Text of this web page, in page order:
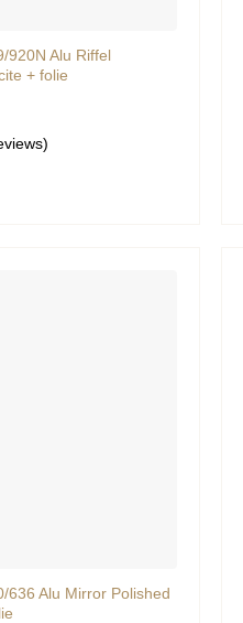
920N Alu Riffel
+ folie
)
636 Alu Mirror Polished